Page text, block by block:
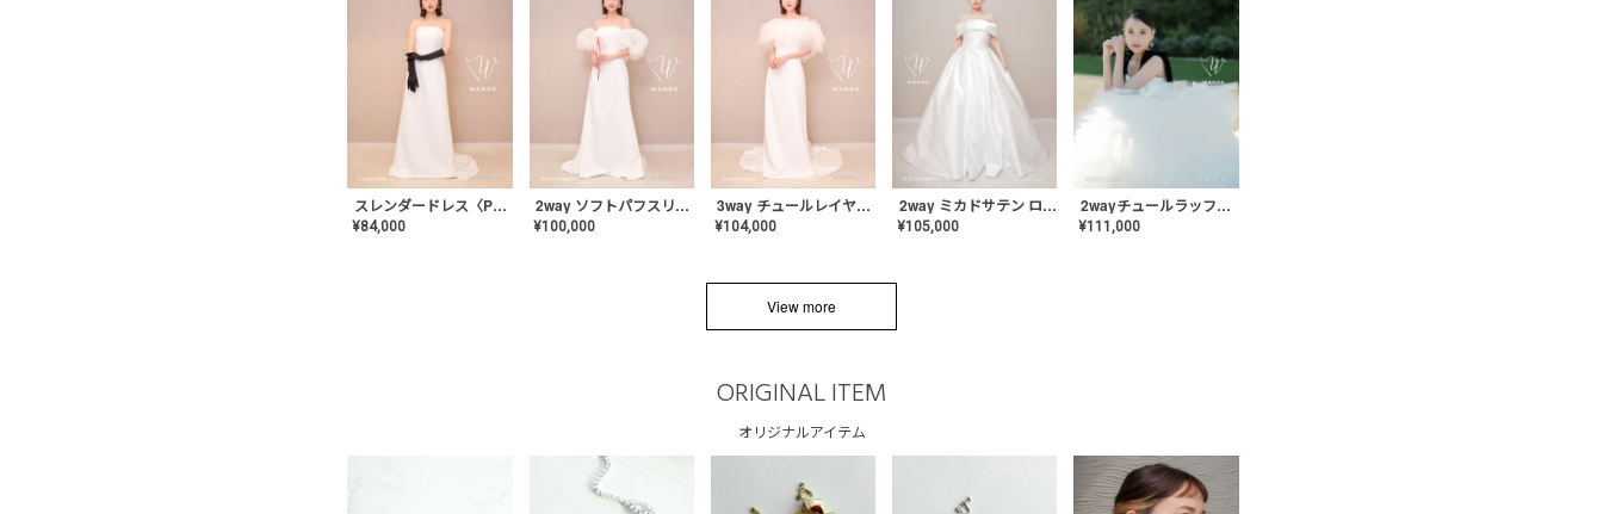
スレンダードレス〈PD-WDOR-2110〉
¥84,000
2way ソフトパフスリーブ スレンダードレス〈PD-WDOR-2112〉
¥100,000
3way チュールレイヤーオフショルダー スレンダードレス〈PD-WDOR-2111〉
¥104,000
2way ミカドサテン ロールカラードレス〈PD-WDOR-511〉
¥105,000
2wayチュールラッフルドレス〈PD-WDOR-341〉
¥111,000
View more
ORIGINAL ITEM
オリジナルアイテム